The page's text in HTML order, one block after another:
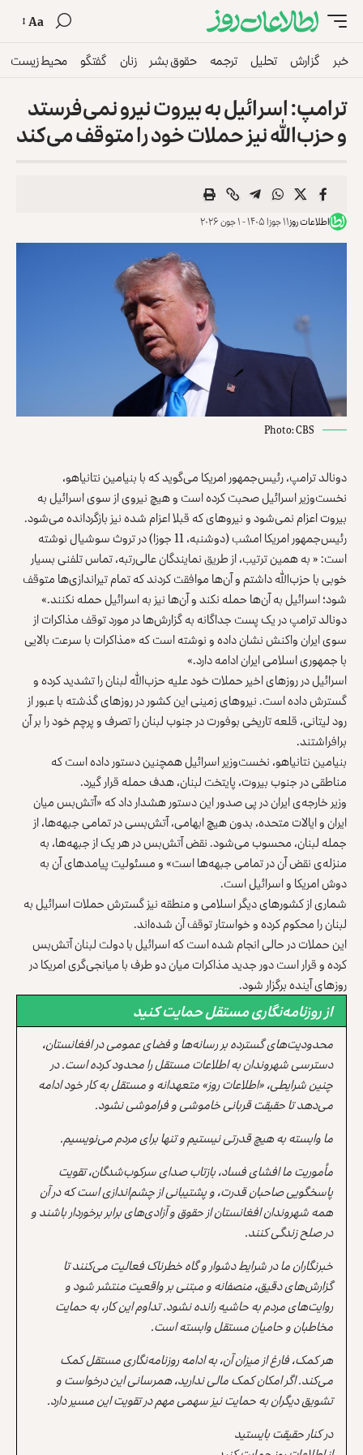
Aa
خبر گزارش تحلیل ترجمه حقوق بشر زنان گفتگو محیط زیست
ترامپ: اسرائیل به بیروت نیرو نمی‌فرستد
و حزب‌الله نیز حملات خود را متوقف می‌کند
اطلاعات روز۱۱ جوزا ۱۴۰۵ - ۱ جون ۲۰۲۶
Photo: CBS
دونالد ترامپ، رئیس‌جمهور امریکا می‌گوید که با بنیامین نتانیاهو،
نخست‌وزیر اسرائیل صحبت کرده است و هیچ نیروی از سوی اسرائیل به
بیروت اعزام نمی‌شود و نیروهای که قبلا اعزام شده نیز بازگردانده می‌شود.
رئیس‌جمهور امریکا امشب (دوشنبه، 11 جوزا) در تروث سوشیال نوشته
است: « به همین ترتیب، از طریق نمایندگان عالی‌رتبه، تماس تلفنی بسیار
خوبی با حزب‌الله داشتم و آن‌ها موافقت کردند که تمام تیراندازی‌ها متوقف
شود؛ اسرائیل به آن‌ها حمله نکند و آن‌ها نیز به اسرائیل حمله نکنند.»
دونالد ترامپ در یک پست جداگانه به گزارش‌ها در مورد توقف مذاکرات از
سوی ایران واکنش نشان داده و نوشته است که «مذاکرات با سرعت بالایی
با جمهوری اسلامی ایران ادامه دارد.»
اسرائیل در روزهای اخیر حملات خود علیه حزب‌الله لبنان را تشدید کرده و
گسترش داده است. نیروهای زمینی این کشور در روزهای گذشته با عبور از
رود لیتانی، قلعه تاریخی بوفورت در جنوب لبنان را تصرف و پرچم خود را بر آن
برافراشتند.
بنیامین نتانیاهو، نخست‌وزیر اسرائیل همچنین دستور داده است که
مناطقی در جنوب بیروت، پایتخت لبنان، هدف حمله قرار گیرد.
وزیر خارجه‌ی ایران در پی صدور این دستور هشدار داد که «آتش‌بس میان
ایران و ایالات متحده، بدون هیچ ابهامی، آتش‌بسی در تمامی جبهه‌ها، از
جمله لبنان، محسوب می‌شود. نقض آتش‌بس در هر یک از جبهه‌ها، به
منزله‌ی نقض آن در تمامی جبهه‌ها است» و مسئولیت پیامدهای آن به
دوش امریکا و اسرائیل است.
شماری از کشورهای دیگر اسلامی و منطقه نیز گسترش حملات اسرائیل به
لبنان را محکوم کرده و خواستار توقف آن شده‌اند.
این حملات در حالی انجام شده است که اسرائیل با دولت لبنان آتش‌بس
کرده و قرار است دور جدید مذاکرات میان دو طرف با میانجی‌گری امریکا در
روزهای آینده برگزار شود.
از روزنامه‌نگاری مستقل حمایت کنید
محدودیت‌های گسترده بر رسانه‌ها و فضای عمومی در افغانستان،
دسترسی شهروندان به اطلاعات مستقل را محدود کرده است. در
چنین شرایطی، «اطلاعات روز» متعهدانه و مستقل به کار خود ادامه
می‌دهد تا حقیقت قربانی خاموشی و فراموشی نشود.
ما وابسته به هیچ قدرتی نیستیم و تنها برای مردم می‌نویسیم.
مأموریت ما افشای فساد، بازتاب صدای سرکوب‌شدگان، تقویت
پاسخگویی صاحبان قدرت، و پشتیبانی از چشم‌اندازی است که در آن
همه شهروندان افغانستان از حقوق و آزادی‌های برابر برخوردار باشند و
در صلح زندگی کنند.
خبرنگاران ما در شرایط دشوار و گاه خطرناک فعالیت می‌کنند تا
گزارش‌های دقیق، منصفانه و مبتنی بر واقعیت منتشر شود و
روایت‌های مردم به حاشیه رانده نشود. تداوم این کار، به حمایت
مخاطبان و حامیان مستقل وابسته است.
هر کمک، فارغ از میزان آن، به ادامه روزنامه‌نگاری مستقل کمک
می‌کند. اگر امکان کمک مالی ندارید، همرسانی این درخواست و
تشویق دیگران به حمایت نیز سهمی مهم در تقویت این مسیر دارد.
در کنار حقیقت بایستید